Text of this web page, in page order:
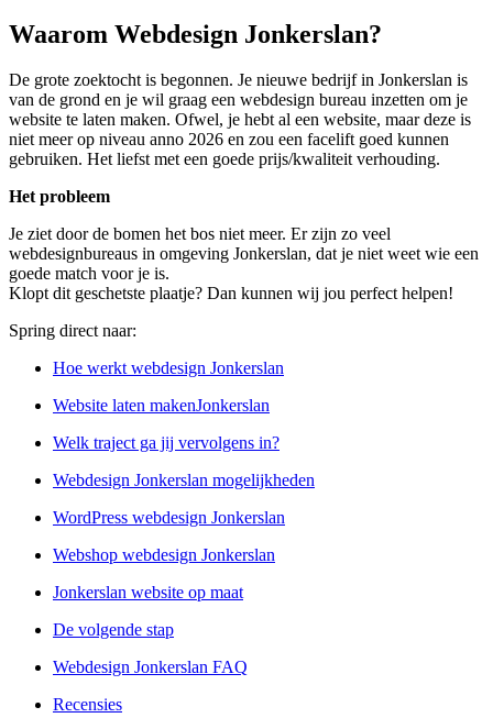
Waarom Webdesign Jonkerslan?
De grote zoektocht is begonnen. Je nieuwe bedrijf in Jonkerslan is
van de grond en je wil graag een webdesign bureau inzetten om je
website te laten maken. Ofwel, je hebt al een website, maar deze is
niet meer op niveau anno 2026 en zou een facelift goed kunnen
gebruiken. Het liefst met een goede prijs/kwaliteit verhouding.
Het probleem
Je ziet door de bomen het bos niet meer. Er zijn zo veel
webdesignbureaus in omgeving Jonkerslan, dat je niet weet wie een
goede match voor je is.
Klopt dit geschetste plaatje? Dan kunnen wij jou perfect helpen!
Spring direct naar:
Hoe werkt webdesign Jonkerslan
Website laten makenJonkerslan
Welk traject ga jij vervolgens in?
Webdesign Jonkerslan mogelijkheden
WordPress webdesign Jonkerslan
Webshop webdesign Jonkerslan
Jonkerslan website op maat
De volgende stap
Webdesign Jonkerslan FAQ
Recensies